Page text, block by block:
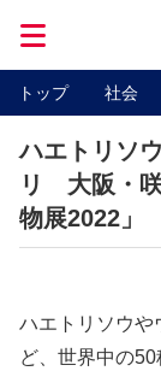
トップ 社会
ハエトリソ
リ 大阪・
物展2022」
ハエトリソウや
ど、世界中の